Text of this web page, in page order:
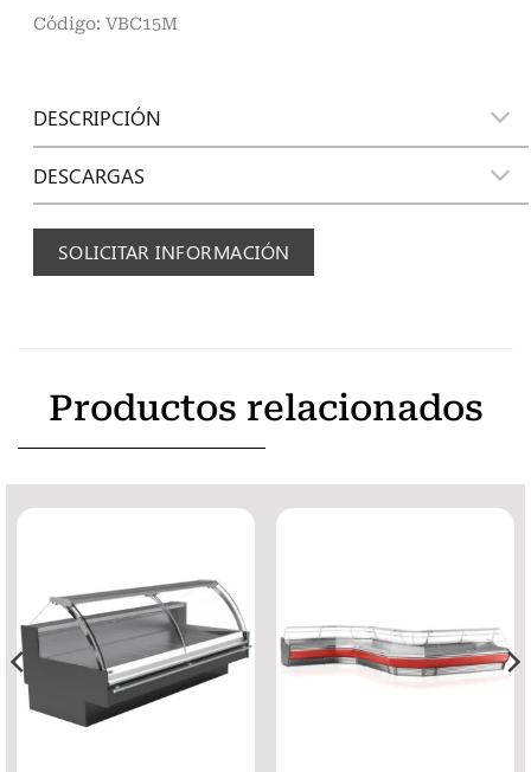
Código: VBC15M
DESCRIPCIÓN
DESCARGAS
SOLICITAR INFORMACIÓN
Productos relacionados